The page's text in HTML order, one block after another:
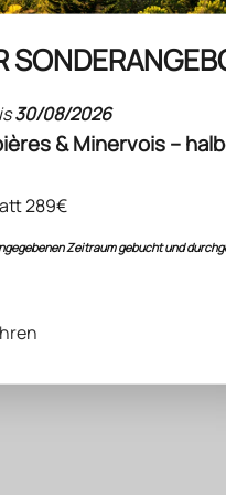
30/08/2026
& Minervois –
289€
Zeitraum gebucht und
(4.5)
Schreiben Sie